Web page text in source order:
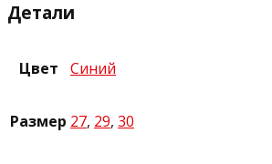
Детали
Цвет Синий
Размер 27, 29, 30